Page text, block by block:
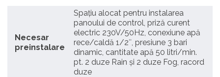
Necesar
preinstalare
Spațiu alocat pentru instalarea
panoului de control, priză curent
electric 230V/50Hz, conexiune apă
rece/caldă 1/2″, presiune 3 bari
dinamic, cantitate apă 50 litri/min.
pt. 2 duze Rain și 2 duze Fog, racord
duze